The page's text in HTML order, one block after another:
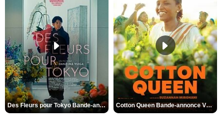
Des Fleurs pour Tokyo Bande-annonce VO STFR Cotton Queen Bande-annonce VO STFR